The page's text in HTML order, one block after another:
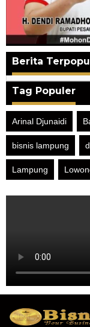
Berita
Tag Populer
Arinal Djunaidi
bisnis lampung
Lampung